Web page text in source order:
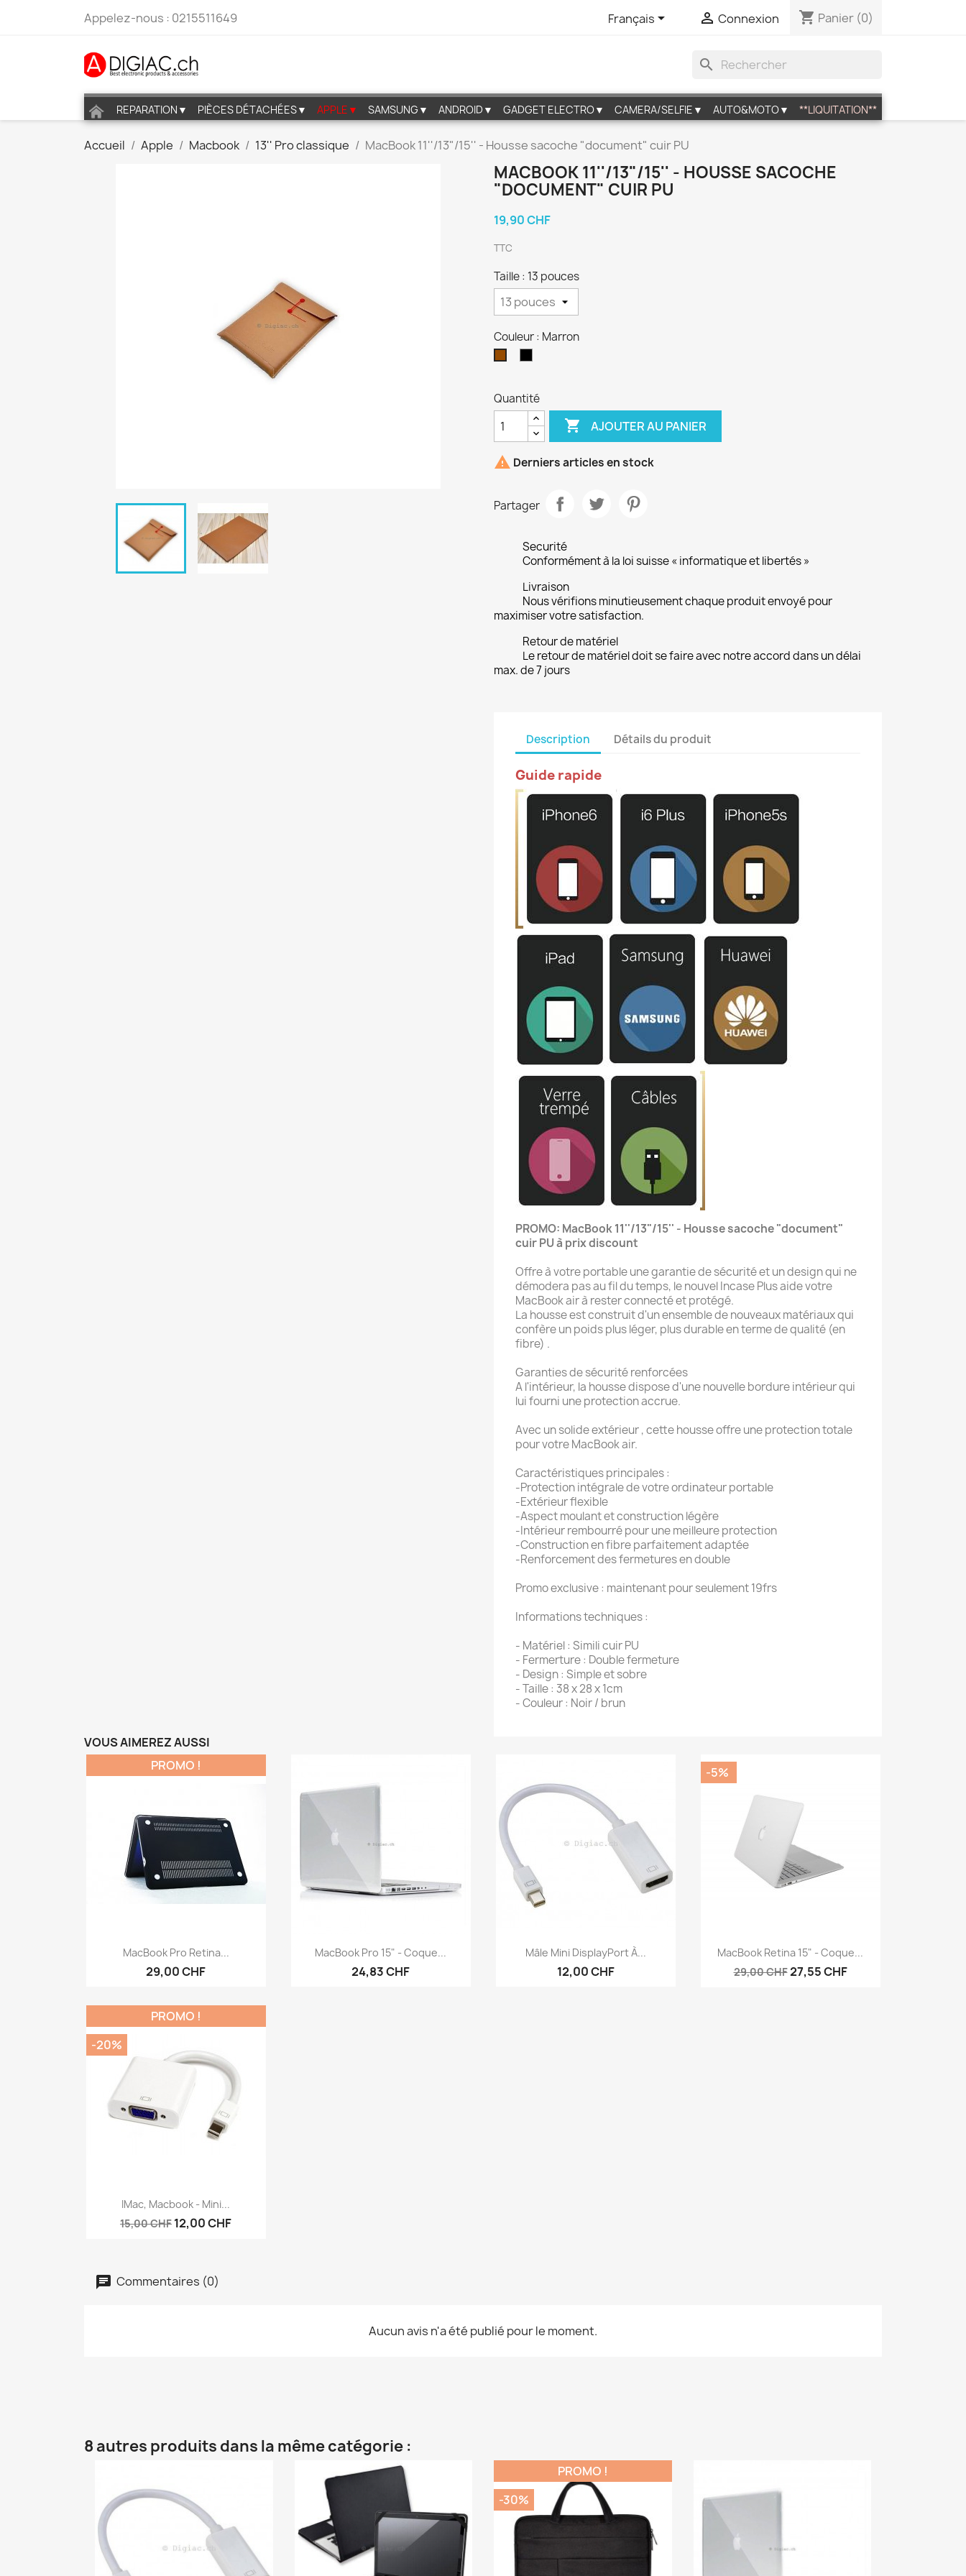
Appelez-nous : 0215511649 Français  Connexion shopping_cart Panier (0)
search
REPARATION▼ PIÈCES DÉTACHÉES▼ APPLE▼ SAMSUNG▼ ANDROID▼ GADGET ELECTRO▼ CAMERA/SELFIE▼ AUTO&MOTO▼ **LIQUITATION**
Accueil Apple Macbook 13'' Pro classique MacBook 11''/13"/15'' - Housse sacoche "document" cuir PU
MACBOOK 11''/13"/15'' - HOUSSE SACOCHE
"DOCUMENT" CUIR PU
19,90 CHF
TTC
Taille : 13 pouces
Couleur : Marron
Quantité
 AJOUTER AU PANIER
 Derniers articles en stock
Partager
Securité
Conformément à la loi suisse « informatique et libertés »
Livraison
Nous vérifions minutieusement chaque produit envoyé pour
maximiser votre satisfaction.
Retour de matériel
Le retour de matériel doit se faire avec notre accord dans un délai
max. de 7 jours
Description Détails du produit
Guide rapide
PROMO: MacBook 11''/13"/15'' - Housse sacoche "document"
cuir PU à prix discount
Offre à votre portable une garantie de sécurité et un design qui ne
démodera pas au fil du temps, le nouvel Incase Plus aide votre
MacBook air à rester connecté et protégé.
La housse est construit d'un ensemble de nouveaux matériaux qui
confère un poids plus léger, plus durable en terme de qualité (en
fibre) .
Garanties de sécurité renforcées
A l'intérieur, la housse dispose d'une nouvelle bordure intérieur qui
lui fourni une protection accrue.
Avec un solide extérieur , cette housse offre une protection totale
pour votre MacBook air.
Caractéristiques principales :
-Protection intégrale de votre ordinateur portable
-Extérieur flexible
-Aspect moulant et construction légère
-Intérieur rembourré pour une meilleure protection
-Construction en fibre parfaitement adaptée
-Renforcement des fermetures en double
Promo exclusive : maintenant pour seulement 19frs
Informations techniques :
- Matériel : Simili cuir PU
- Fermerture : Double fermeture
- Design : Simple et sobre
- Taille : 38 x 28 x 1cm
- Couleur : Noir / brun
VOUS AIMEREZ AUSSI
Aperçu rapide
MacBook Pro Retina...
29,00 CHF
PROMO !
Aperçu rapide
MacBook Pro 15" - Coque...
24,83 CHF
Aperçu rapide
Mâle Mini DisplayPort À...
12,00 CHF
Aperçu rapide
MacBook Retina 15" - Coque...
29,00 CHF27,55 CHF
-5%
 Aperçu rapide
IMac, Macbook - Mini...
15,00 CHF 12,00 CHF
PROMO !
-20%
Commentaires (0)
Aucun avis n'a été publié pour le moment.
8 autres produits dans la même catégorie :
PROMO !
-30%